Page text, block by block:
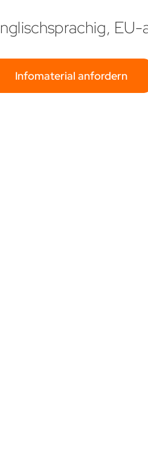
Infomaterial anfordern